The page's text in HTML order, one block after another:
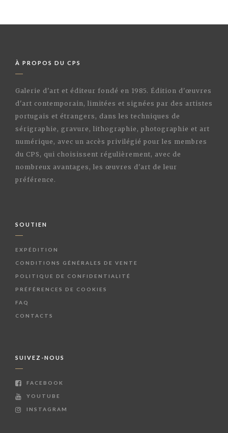
À PROPOS DU CPS
Galerie d'art et éditeur fondé en 1985. Édition d'œuvres
d'art contemporain, limitées et signées par des artistes
portugais et étrangers, dans les techniques de
sérigraphie, gravure, lithographie, photographie et art
numérique, avec un accès privilégié pour les membres
du CPS, qui choisissent régulièrement, avec de
nombreux avantages, les œuvres d'art de leur
préférence.
SOUTIEN
EXPÉDITION
CONDITIONS GÉNÉRALES DE VENTE
POLITIQUE DE CONFIDENTIALITÉ
PRÉFÉRENCES DE COOKIES
FAQ
CONTACTS
SUIVEZ-NOUS
FACEBOOK
YOUTUBE
INSTAGRAM